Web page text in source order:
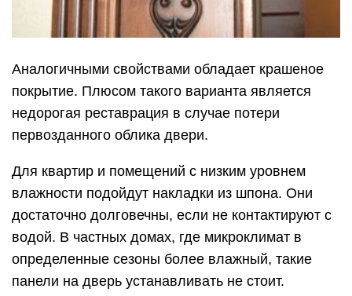
Аналогичными свойствами обладает крашеное
покрытие. Плюсом такого варианта является
недорогая реставрация в случае потери
первозданного облика двери.
Для квартир и помещений с низким уровнем
влажности подойдут накладки из шпона. Они
достаточно долговечны, если не контактируют с
водой. В частных домах, где микроклимат в
определенные сезоны более влажный, такие
панели на дверь устанавливать не стоит.